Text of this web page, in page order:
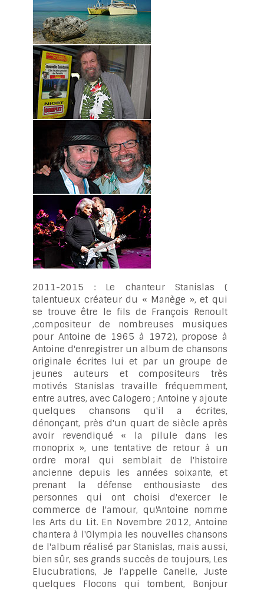
2011-2015 : Le chanteur Stanislas (
talentueux créateur du « Manège », et qui
se trouve être le fils de François Renoult
,compositeur de nombreuses musiques
pour Antoine de 1965 à 1972), propose à
Antoine d'enregistrer un album de chansons
originale écrites lui et par un groupe de
jeunes auteurs et compositeurs très
motivés Stanislas travaille fréquemment,
entre autres, avec Calogero ; Antoine y ajoute
quelques chansons qu'il a écrites,
dénonçant, près d'un quart de siècle après
avoir revendiqué « la pilule dans les
monoprix », une tentative de retour à un
ordre moral qui semblait de l'histoire
ancienne depuis les années soixante, et
prenant la défense enthousiaste des
personnes qui ont choisi d'exercer le
commerce de l'amour, qu'Antoine nomme
les Arts du Lit. En Novembre 2012, Antoine
chantera à l'Olympia les nouvelles chansons
de l'album réalisé par Stanislas, mais aussi,
bien sûr, ses grands succès de toujours, Les
Elucubrations, Je l'appelle Canelle, Juste
quelques Flocons qui tombent, Bonjour